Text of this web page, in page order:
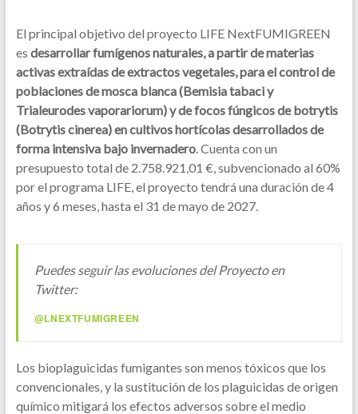
El principal objetivo del proyecto LIFE NextFUMIGREEN
es desarrollar fumígenos naturales, a partir de materias
activas extraídas de extractos vegetales, para el control de
poblaciones de mosca blanca (Bemisia tabaci y
Trialeurodes vaporariorum) y de focos fúngicos de botrytis
(Botrytis cinerea) en cultivos hortícolas desarrollados de
forma intensiva bajo invernadero. Cuenta con un
presupuesto total de 2.758.921,01 €, subvencionado al 60%
por el programa LIFE, el proyecto tendrá una duración de 4
años y 6 meses, hasta el 31 de mayo de 2027.
Puedes seguir las evoluciones del Proyecto en
Twitter:
@LNEXTFUMIGREEN
Los bioplaguicidas fumigantes son menos tóxicos que los
convencionales, y la sustitución de los plaguicidas de origen
químico mitigará los efectos adversos sobre el medio